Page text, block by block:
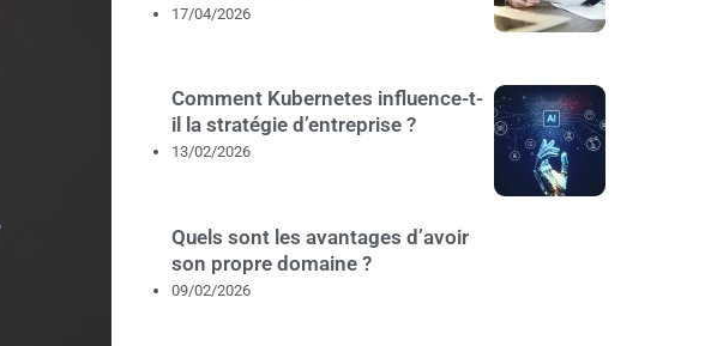
17/04/2026
Comment Kubernetes influence-t-
il la stratégie d’entreprise ?
13/02/2026
Quels sont les avantages d’avoir
son propre domaine ?
09/02/2026